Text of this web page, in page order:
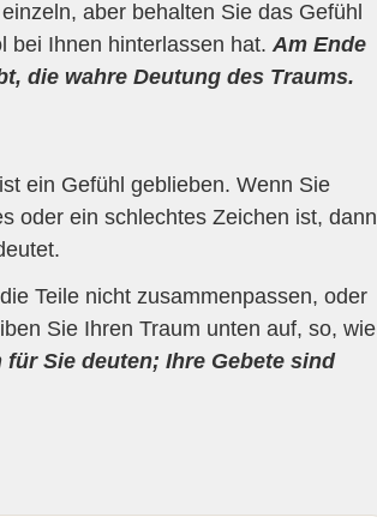
aber behalten Sie das Gefühl
bei Ihnen hinterlassen hat. Am Ende
die wahre Deutung des Traums.
ein Gefühl geblieben. Wenn Sie
oder ein schlechtes Zeichen ist, dann
Teile nicht zusammenpassen, oder
Sie Ihren Traum unten auf, so, wie
für Sie deuten; Ihre Gebete sind